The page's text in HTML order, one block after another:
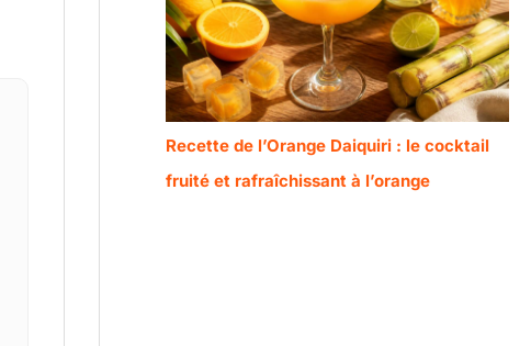
Recette de l’Orange Daiquiri : le cocktail
fruité et rafraîchissant à l’orange